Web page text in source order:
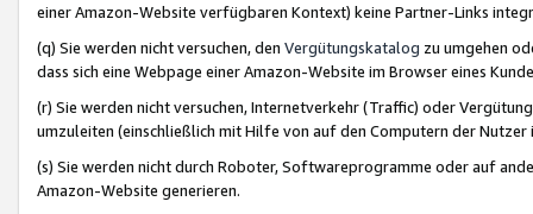
einer Amazon-Website verfügbaren Kontext) keine Partner-Links
(q) Sie werden nicht versuchen, den Vergütungskatalog zu umgehen
dass sich eine Webpage einer Amazon-Website im Browser eines
(r) Sie werden nicht versuchen, Internetverkehr (Traffic) oder
umzuleiten (einschließlich mit Hilfe von auf den Computern der
(s) Sie werden nicht durch Roboter, Softwareprogramme oder auf
Amazon-Website generieren.